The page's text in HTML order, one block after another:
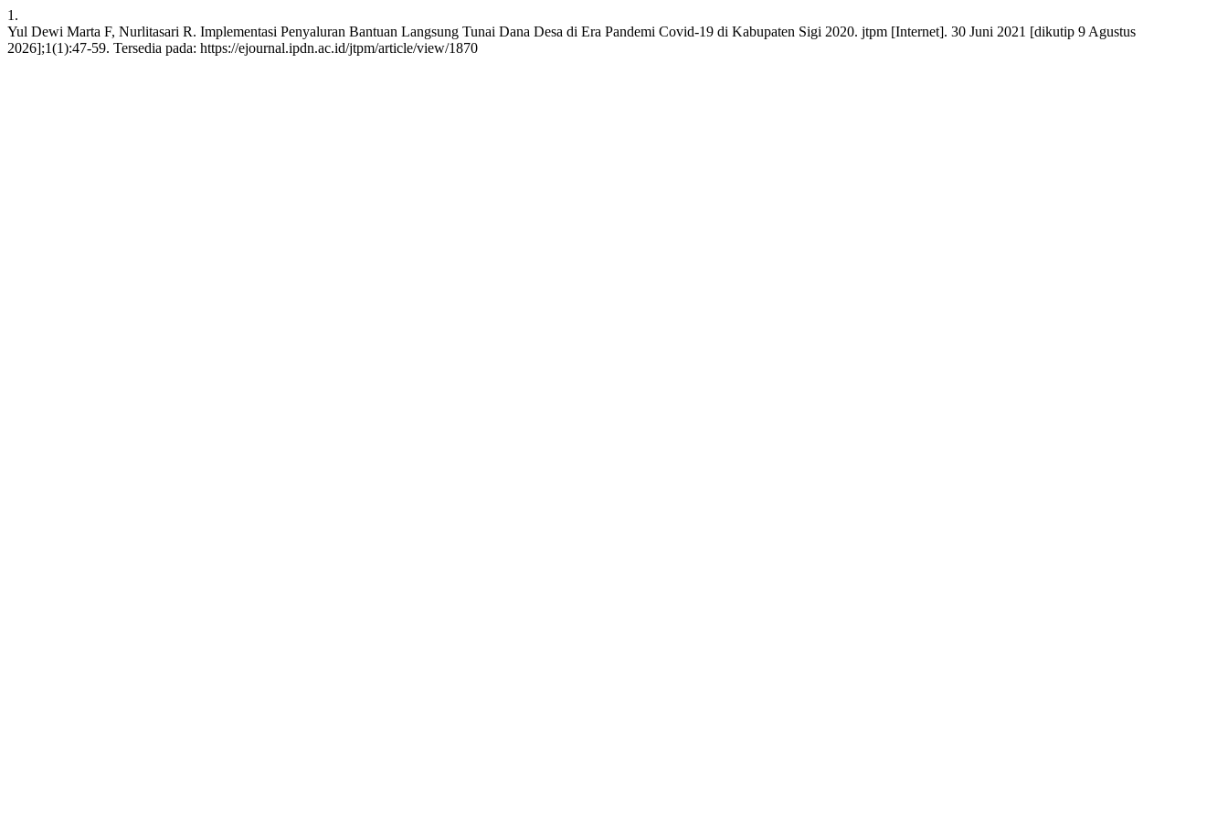
1.
Yul Dewi Marta F, Nurlitasari R. Implementasi Penyaluran Bantuan Langsung Tunai Dana Desa di Era Pandemi Covid-19 di Kabupaten Sigi 2020. jtpm [Internet]. 30 Juni 2021 [dikutip 9 Agustus
2026];1(1):47-59. Tersedia pada: https://ejournal.ipdn.ac.id/jtpm/article/view/1870